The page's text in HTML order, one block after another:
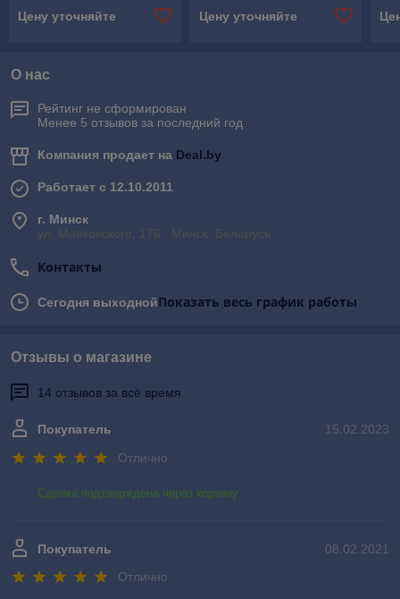
Цену уточняйте
Цену уточняйте
О нас
Рейтинг не сформирован
Менее 5 отзывов за последний год
Компания продает на Deal.by
Работает с 12.10.2011
г. Минск
ул. Маяковского, 176 , Минск, Беларусь
Контакты
Сегодня выходнойПоказать весь график работы
Отзывы о магазине
14 отзывов за всё время
15.02.2023
Покупатель
Отлично
Сделка подтверждена через корзину
08.02.2021
Покупатель
Отлично